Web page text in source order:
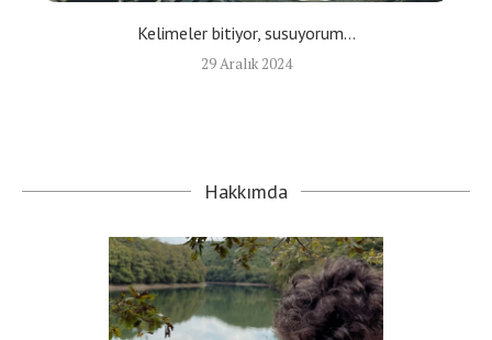
Kelimeler bitiyor, susuyorum…
29 Aralık 2024
Hakkımda